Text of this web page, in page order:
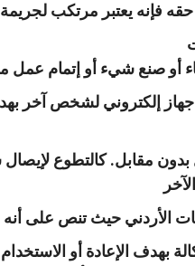
فإنه يعتبر مرتكب لجريمة
أو صنع شيء أو إتمام
إلكتروني لشخص آخر بهدف
مقابل. كالتطوع
بهدف الإعادة أو